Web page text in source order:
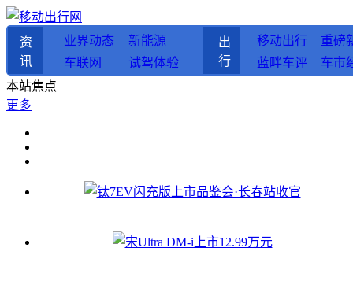
资
讯
业界动态
新能源
车联网
试驾体验
出
行
移动出行
重磅
蓝畔车评
车市
本站焦点
更多